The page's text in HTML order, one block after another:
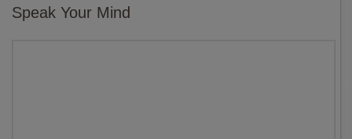
Speak Your Mind